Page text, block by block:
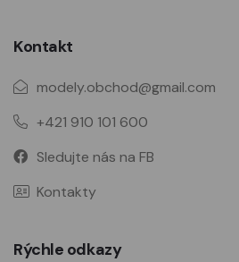
Kontakt
modely.obchod@gmail.com
+421 910 101 600
Sledujte nás na FB
Kontakty
Rýchle odkazy